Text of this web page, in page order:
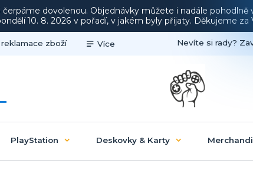
čerpáme dovolenou. Objednávky můžete i nadále
10. 8. 2026 v pořadí, v jakém byly přijaty. Děkujeme
reklamace zboží Více Nevíte si rady?
PlayStation Deskovky & Karty